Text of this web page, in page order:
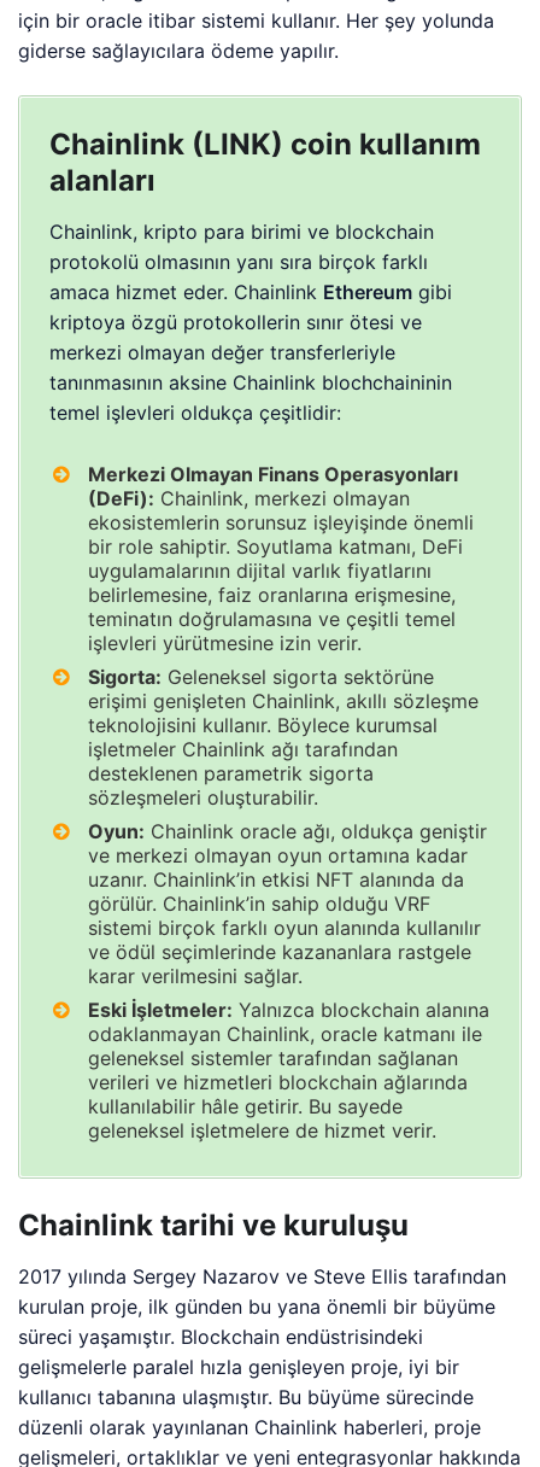
için bir oracle itibar sistemi kullanır. Her şey yolunda
giderse sağlayıcılara ödeme yapılır.
Chainlink (LINK) coin kullanım
alanları
Chainlink, kripto para birimi ve blockchain
protokolü olmasının yanı sıra birçok farklı
amaca hizmet eder. Chainlink Ethereum gibi
kriptoya özgü protokollerin sınır ötesi ve
merkezi olmayan değer transferleriyle
tanınmasının aksine Chainlink blochchaininin
temel işlevleri oldukça çeşitlidir:
Merkezi Olmayan Finans Operasyonları
(DeFi): Chainlink, merkezi olmayan
ekosistemlerin sorunsuz işleyişinde önemli
bir role sahiptir. Soyutlama katmanı, DeFi
uygulamalarının dijital varlık fiyatlarını
belirlemesine, faiz oranlarına erişmesine,
teminatın doğrulamasına ve çeşitli temel
işlevleri yürütmesine izin verir.
Sigorta: Geleneksel sigorta sektörüne
erişimi genişleten Chainlink, akıllı sözleşme
teknolojisini kullanır. Böylece kurumsal
işletmeler Chainlink ağı tarafından
desteklenen parametrik sigorta
sözleşmeleri oluşturabilir.
Oyun: Chainlink oracle ağı, oldukça geniştir
ve merkezi olmayan oyun ortamına kadar
uzanır. Chainlink’in etkisi NFT alanında da
görülür. Chainlink’in sahip olduğu VRF
sistemi birçok farklı oyun alanında kullanılır
ve ödül seçimlerinde kazananlara rastgele
karar verilmesini sağlar.
Eski İşletmeler: Yalnızca blockchain alanına
odaklanmayan Chainlink, oracle katmanı ile
geleneksel sistemler tarafından sağlanan
verileri ve hizmetleri blockchain ağlarında
kullanılabilir hâle getirir. Bu sayede
geleneksel işletmelere de hizmet verir.
Chainlink tarihi ve kuruluşu
2017 yılında Sergey Nazarov ve Steve Ellis tarafından
kurulan proje, ilk günden bu yana önemli bir büyüme
süreci yaşamıştır. Blockchain endüstrisindeki
gelişmelerle paralel hızla genişleyen proje, iyi bir
kullanıcı tabanına ulaşmıştır. Bu büyüme sürecinde
düzenli olarak yayınlanan Chainlink haberleri, proje
gelişmeleri, ortaklıklar ve yeni entegrasyonlar hakkında